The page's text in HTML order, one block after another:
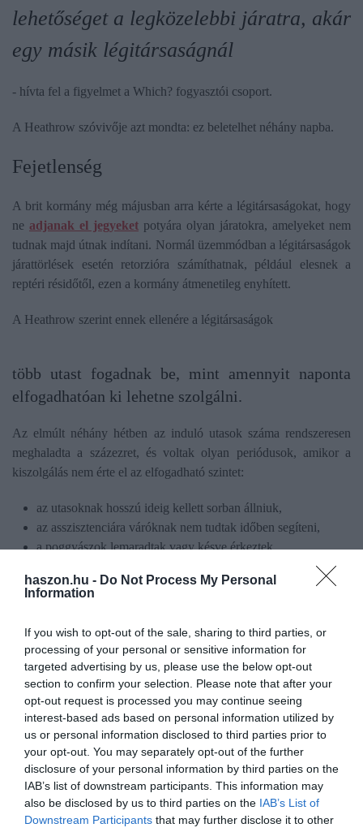
haszon.hu - Do Not Process My Personal
Information
If you wish to opt-out of the sale, sharing to third parties, or
processing of your personal or sensitive information for
targeted advertising by us, please use the below opt-out
section to confirm your selection. Please note that after your
opt-out request is processed you may continue seeing
interest-based ads based on personal information utilized by
us or personal information disclosed to third parties prior to
your opt-out. You may separately opt-out of the further
disclosure of your personal information by third parties on the
IAB’s list of downstream participants. This information may
also be disclosed by us to third parties on the IAB’s List of
Downstream Participants that may further disclose it to other
lehetőséget a legközelebbi járatra, akár
egy másik légitársaságnál
- hívta fel a figyelmet a Which? fogyasztói csoport.
A Heathrow szóvivője azt mondta: ez beletelhet néhány napba.
Fejetlenség
A brit kormány még májusban arra kérte a légitársaságokat, hogy
ne adjanak el jegyeket potyára olyan járatokra, amelyeket nem
tudnak majd útnak indítani. Normál üzemmódban a légitársaságok
járattörlések esetén retorzióra számíthatnak, például elesnek a
reptéri résidőtől, ezen a kormány átmenetileg enyhített.
A Heathrow szerint ennek ellenére a légitársaságok
több utast fogadnak be, mint amennyit naponta
elfogadhatóan ki lehetne szolgálni.
Az elmúlt néhány hétben az induló utasok száma rendszeresen
meghaladta a százezret, és voltak olyan periódusok, amikor a
kiszolgálás nem érte el az elfogadható szintet:
az utasoknak hosszú ideig kellett sorban állniuk,
az asszisztenciára váróknak nem tudtak időben segíteni,
a poggyászok lemaradtak vagy késve érkeztek,
pontatlanságok
Holland-Kaye.
Ezért döntöttek amellett, hogy az utasszám, amelyet a
légitársaságok, a földi kiszolgáló személyzet és a repülőtér jó
szívvel be tud vállalni, nem lépheti túl a napi százezret.Itt írtunk
arról, hogy nagy szükség volna az uniós munkavállalókra a brit
légiközlekedésben, de a komány nemet mondott a kérésre. Csak
nagy elszántsággal érdemes most útnak indulni, mert csőstül
érkeznek a hajmeresztő hírek a világból: itt írtunk arról, hogy egy
kutya egy napot töltött a reptéren,itt pedig arról, hogyan tett